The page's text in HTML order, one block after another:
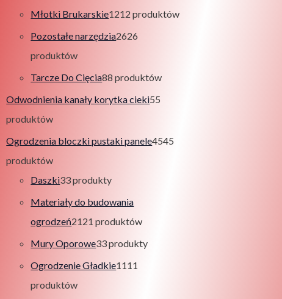
Młotki Brukarskie1212 produktów
Pozostałe narzędzia2626
produktów
Tarcze Do Cięcia88 produktów
Odwodnienia kanały korytka cieki55
produktów
Ogrodzenia bloczki pustaki panele4545
produktów
Daszki33 produkty
Materiały do budowania
ogrodzeń2121 produktów
Mury Oporowe33 produkty
Ogrodzenie Gładkie1111
produktów